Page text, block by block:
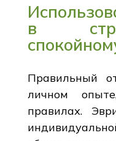
в
Правильный
личном
правилах.